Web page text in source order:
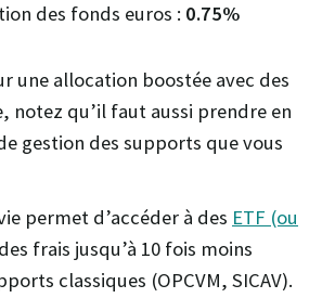
des fonds euros : 0.75%
une allocation boostée avec des
notez qu’il faut aussi prendre en
gestion des supports que vous
permet d’accéder à des ETF (ou
frais jusqu’à 10 fois moins
classiques (OPCVM, SICAV).